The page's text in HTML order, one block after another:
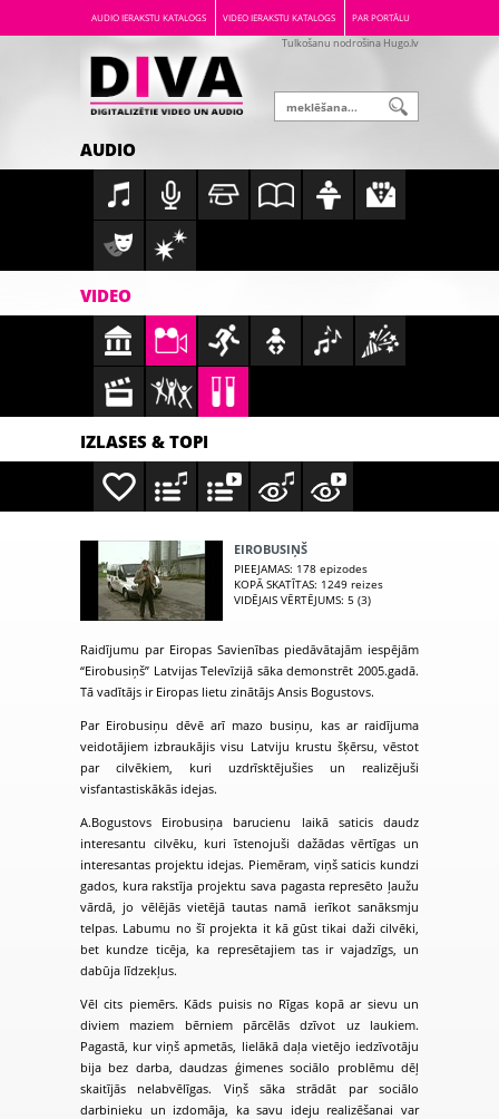
AUDIO IERAKSTU KATALOGS VIDEO IERAKSTU KATALOGS PAR PORTĀLU
Tulkošanu nodrošina Hugo.lv
AUDIO
VIDEO
IZLASES & TOPI
EIROBUSIŅŠ
PIEEJAMAS: 178 epizodes
KOPĀ SKATĪTAS: 1249 reizes
VIDĒJAIS VĒRTĒJUMS: 5 (3)
Raidījumu par Eiropas Savienības piedāvātajām iespējām
“Eirobusiņš” Latvijas Televīzijā sāka demonstrēt 2005.gadā.
Tā vadītājs ir Eiropas lietu zinātājs Ansis Bogustovs.
Par Eirobusiņu dēvē arī mazo busiņu, kas ar raidījuma
veidotājiem izbraukājis visu Latviju krustu šķērsu, vēstot
par cilvēkiem, kuri uzdrīsktējušies un realizējuši
visfantastiskākās idejas.
A.Bogustovs Eirobusiņa barucienu laikā saticis daudz
interesantu cilvēku, kuri īstenojuši dažādas vērtīgas un
interesantas projektu idejas. Piemēram, viņš saticis kundzi
gados, kura rakstīja projektu sava pagasta represēto ļaužu
vārdā, jo vēlējās vietējā tautas namā ierīkot sanāksmju
telpas. Labumu no šī projekta it kā gūst tikai daži cilvēki,
bet kundze ticēja, ka represētajiem tas ir vajadzīgs, un
dabūja līdzekļus.
Vēl cits piemērs. Kāds puisis no Rīgas kopā ar sievu un
diviem maziem bērniem pārcēlās dzīvot uz laukiem.
Pagastā, kur viņš apmetās, lielākā daļa vietējo iedzīvotāju
bija bez darba, daudzas ģimenes sociālo problēmu dēļ
skaitījās nelabvēlīgas. Viņš sāka strādāt par sociālo
darbinieku un izdomāja, ka savu ideju realizēšanai var